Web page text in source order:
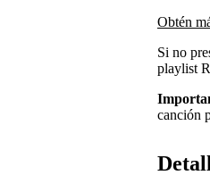
Obtén
Si no
playlist
canción